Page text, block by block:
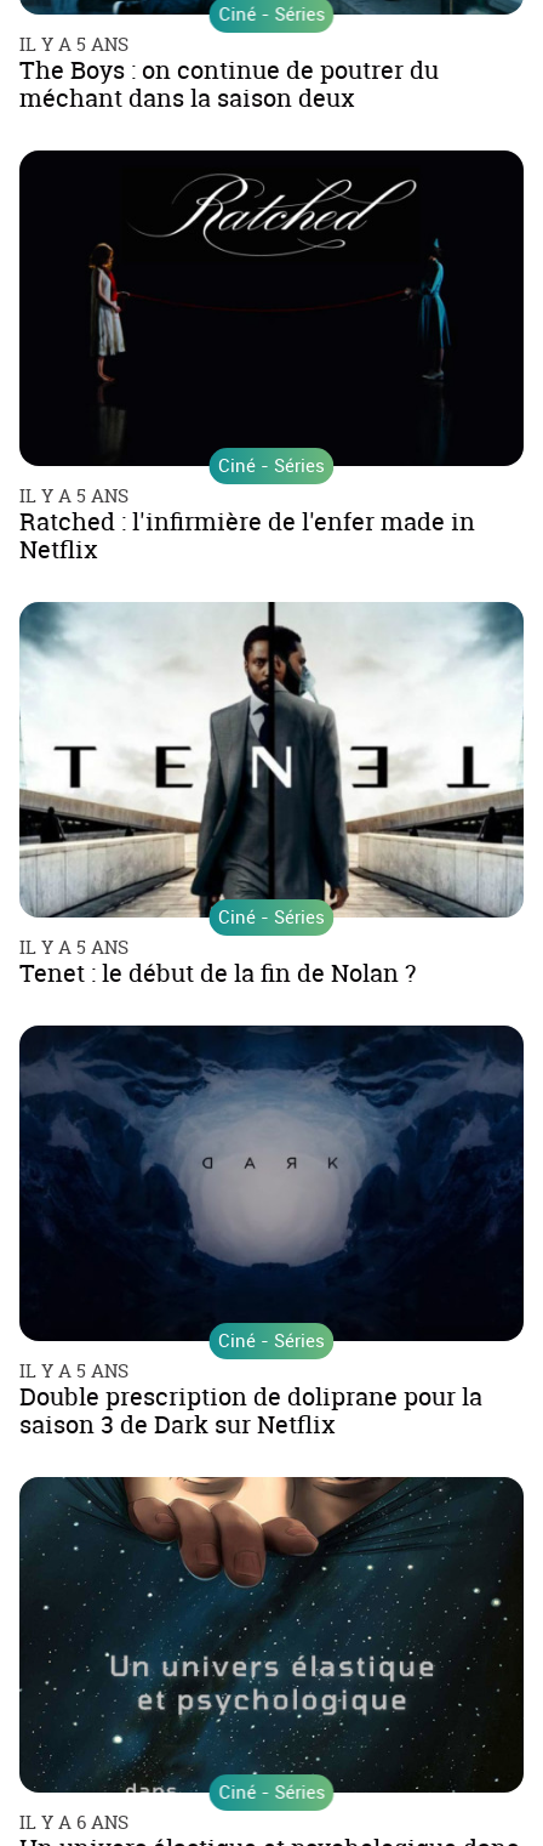
Ciné - Séries
IL Y A 5 ANS
The Boys : on continue de poutrer du
méchant dans la saison deux
Ciné - Séries
IL Y A 5 ANS
Ratched : l'infirmière de l'enfer made in
Netflix
Ciné - Séries
IL Y A 5 ANS
Tenet : le début de la fin de Nolan ?
Ciné - Séries
IL Y A 5 ANS
Double prescription de doliprane pour la
saison 3 de Dark sur Netflix
Ciné - Séries
IL Y A 6 ANS